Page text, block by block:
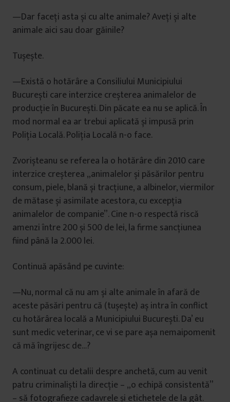
—Dar faceți asta și cu alte animale? Aveți și alte
animale aici sau doar găinile?
Tușește.
—Există o hotărâre a Consiliului Municipiului
București care interzice creșterea animalelor de
producție în București. Din păcate ea nu se aplică. În
mod normal ea ar trebui aplicată și impusă prin
Poliția Locală. Poliția Locală n-o face.
Zvorișteanu se referea la o hotărâre din 2010 care
interzice creșterea „animalelor și păsărilor pentru
consum, piele, blană și tracțiune, a albinelor, viermilor
de mătase și asimilate acestora, cu excepția
animalelor de companie”. Cine n-o respectă riscă
amenzi între 200 și 500 de lei, la firme sancțiunea
fiind până la 2.000 lei.
Continuă apăsând pe cuvinte:
—Nu, normal că nu am și alte animale în afară de
aceste păsări pentru că (tușește) aș intra în conflict
cu hotărârea locală a Municipiului București. Da’ eu
sunt medic veterinar, ce vi se pare așa nemaipomenit
că mă îngrijesc de…?
A continuat cu detalii despre anchetă, cum au venit
patru criminaliști la direcție – „o echipă consistentă”
– să fotografieze cadavrele și etichetele de la gât.